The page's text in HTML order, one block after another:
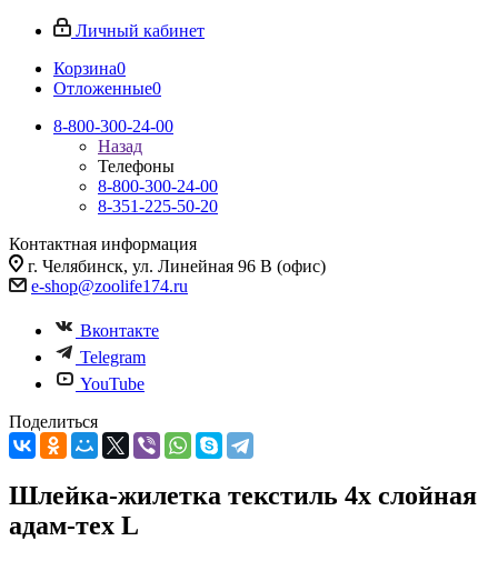
Личный кабинет
Корзина0
Отложенные0
8-800-300-24-00
Назад
Телефоны
8-800-300-24-00
8-351-225-50-20
Контактная информация
г. Челябинск, ул. Линейная 96 В (офис)
e-shop@zoolife174.ru
Вконтакте
Telegram
YouTube
Поделиться
Шлейка-жилетка текстиль 4х слойная
адам-тех L